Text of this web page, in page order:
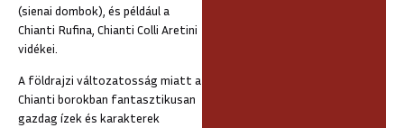
(sienai dombok), és például a
Chianti Rufina, Chianti Colli Aretini
vidékei.
A földrajzi változatosság miatt a
Chianti borokban fantasztikusan
gazdag ízek és karakterek